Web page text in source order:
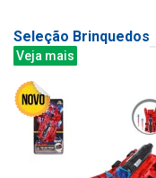
Seleção Brinquedos
Veja mais